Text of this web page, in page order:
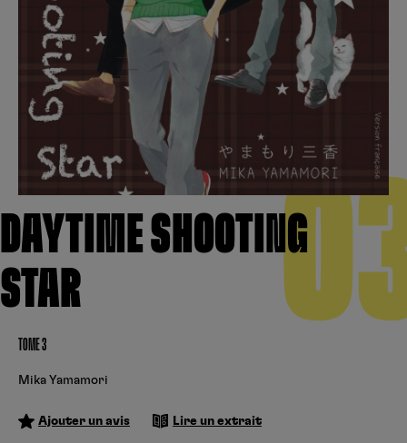
DAYTIME SHOOTING
STAR
TOME 3
Mika Yamamori
Ajouter un avis Lire un extrait
Cultura Fnac
Kobo
Se connecter S’inscrire
Hunter x Hunter
Fire Force
Black Butler